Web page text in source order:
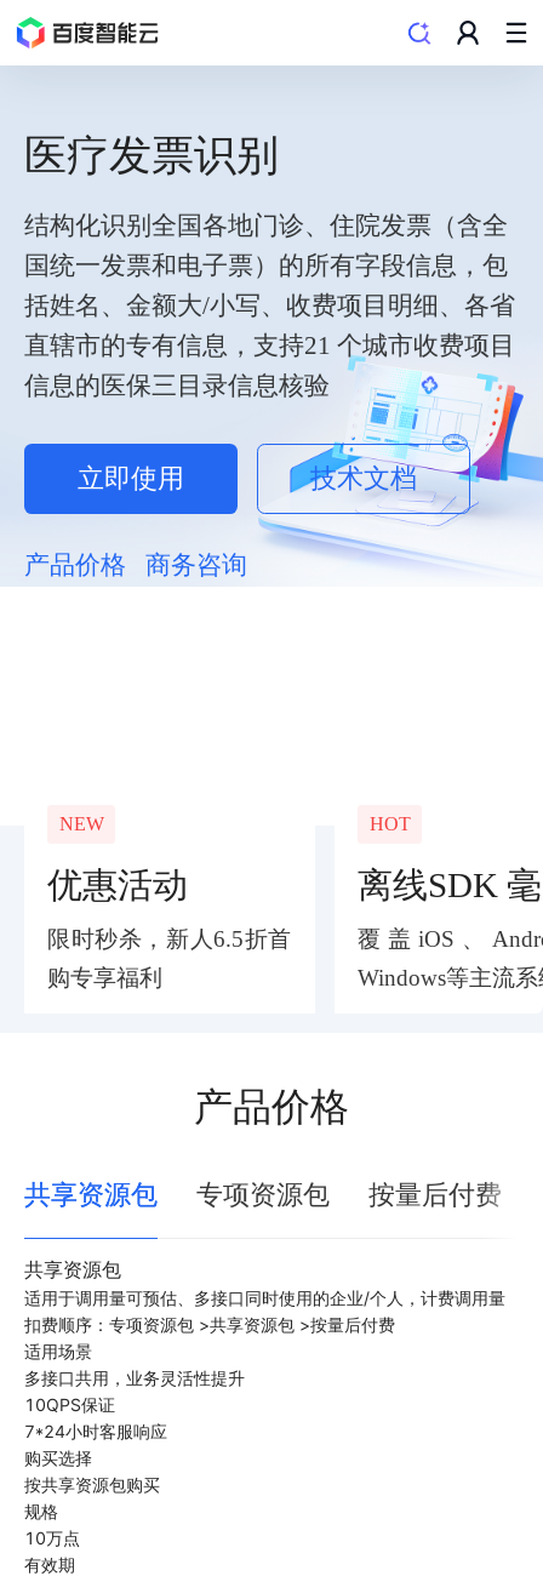
医疗发票识别
结构化识别全国各地门诊、住院发票（含全
国统一发票和电子票）的所有字段信息，包
括姓名、金额大/小写、收费项目明细、各省
直辖市的专有信息，支持21 个城市收费项目
信息的医保三目录信息核验
立即使用 技术文档
产品价格 商务咨询
优惠活动
NEW
限时秒杀，新人6.5折首
购专享福利
HOT
覆盖iOS、
Windows等主流
产品价格
共享资源包 专项资源包 按量后付费
共享资源包
适用于调用量可预估、多接口同时使用的企业/个人，计费调用量
扣费顺序：专项资源包 >共享资源包 >按量后付费
适用场景
多接口共用，业务灵活性提升
10QPS保证
7*24小时客服响应
购买选择
按共享资源包购买
规格
10万点
有效期